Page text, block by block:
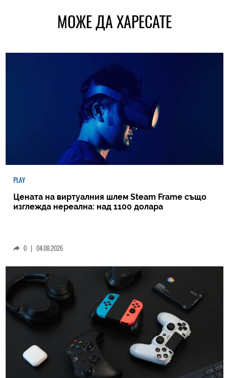
МОЖЕ ДА ХАРЕСАТЕ
PLAY
Цената на виртуалния шлем Steam Frame също
изглежда нереална: над 1100 долара
0 | 04.08.2026